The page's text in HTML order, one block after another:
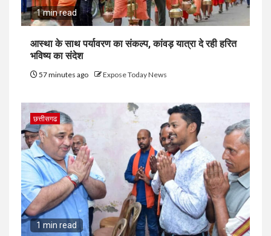
1 min read
आस्था के साथ पर्यावरण का संकल्प, कांवड़ यात्रा दे रही हरित
भविष्य का संदेश
57 minutes ago Expose Today News
छत्तीसगढ
1 min read